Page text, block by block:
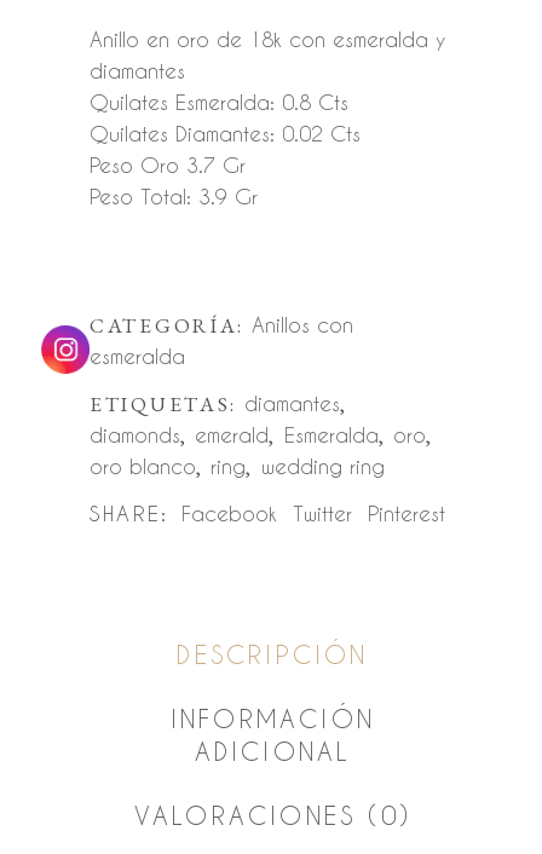
Anillo en oro de 18k con esmeralda y
diamantes
Quilates Esmeralda: 0.8 Cts
Quilates Diamantes: 0.02 Cts
Peso Oro 3.7 Gr
Peso Total: 3.9 Gr
CATEGORÍA: Anillos con
esmeralda
ETIQUETAS: diamantes,
diamonds, emerald, Esmeralda, oro,
oro blanco, ring, wedding ring
SHARE:
Facebook Twitter Pinterest
DESCRIPCIÓN
INFORMACIÓN
ADICIONAL
VALORACIONES (0)